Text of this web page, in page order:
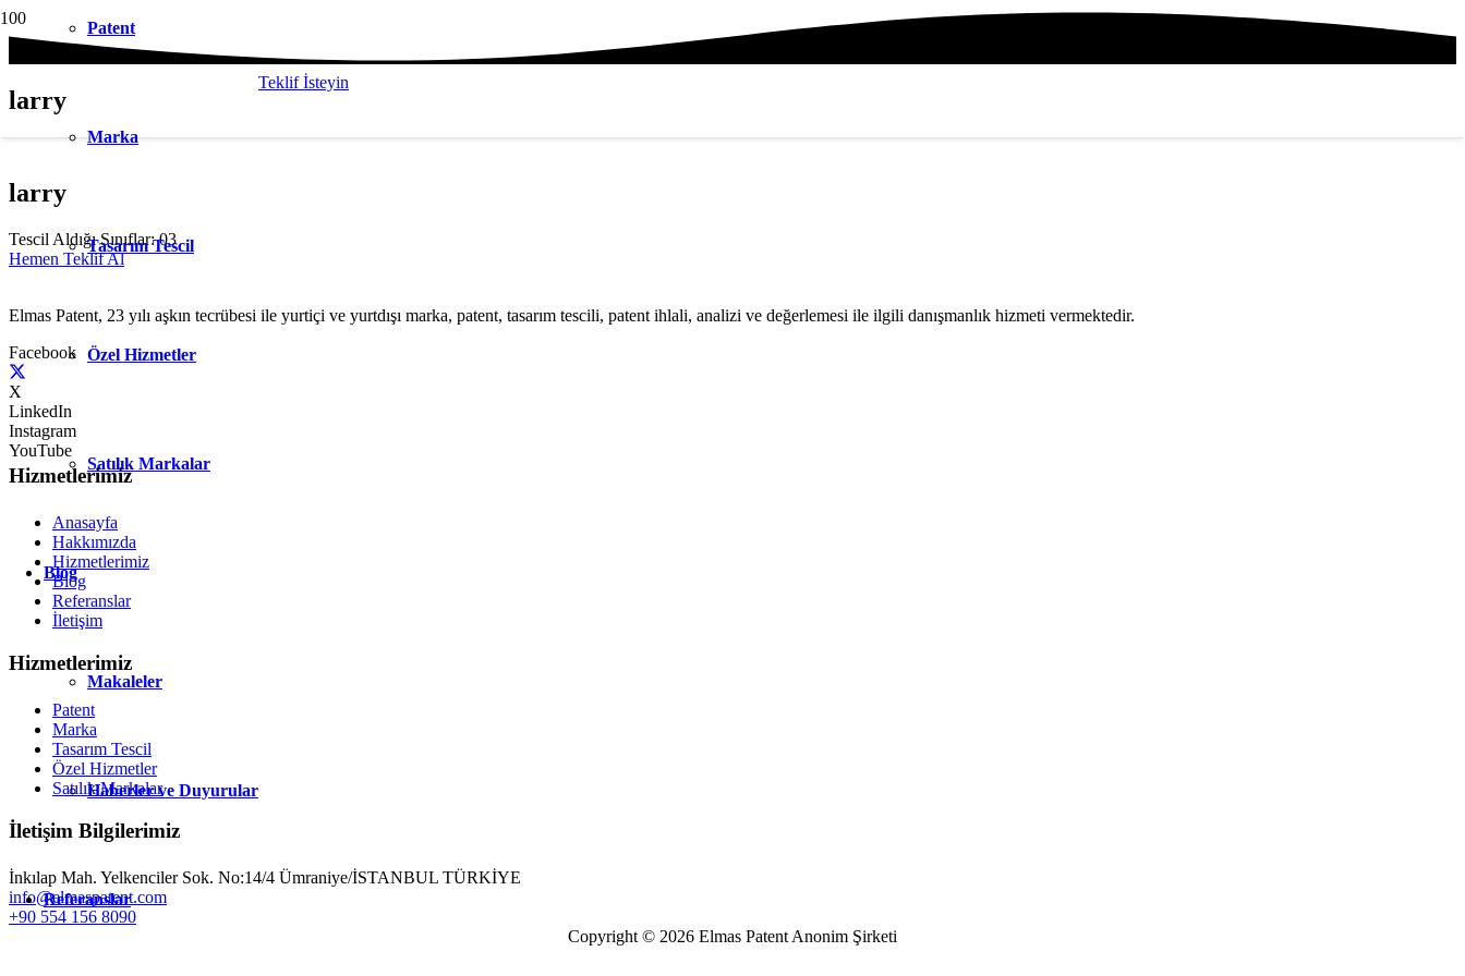
Patent
Marka
Tasarım Tescil
Özel Hizmetler
Satılık Markalar
Blog
Makaleler
Haberler ve Duyurular
Referanslar
Teklif İsteyin
larry
larry
Tescil Aldığı Sınıflar:03
Hemen Teklif Al
Elmas Patent, 23 yılı aşkın tecrübesi ile yurtiçi ve yurtdışı marka, patent, tasarım tescili, patent ihlali, analizi ve değerlemesi ile ilgili danışmanlık hizmeti vermektedir.
Facebook
X
LinkedIn
Instagram
YouTube
Hizmetlerimiz
Anasayfa
Hakkımızda
Hizmetlerimiz
Blog
Referanslar
İletişim
Hizmetlerimiz
Patent
Marka
Tasarım Tescil
Özel Hizmetler
Satılık Markalar
İletişim Bilgilerimiz
İnkılap Mah. Yelkenciler Sok. No:14/4 Ümraniye/İSTANBUL TÜRKİYE
info@elmaspatent.com
+90 554 156 8090
Copyright © 2026 Elmas Patent Anonim Şirketi